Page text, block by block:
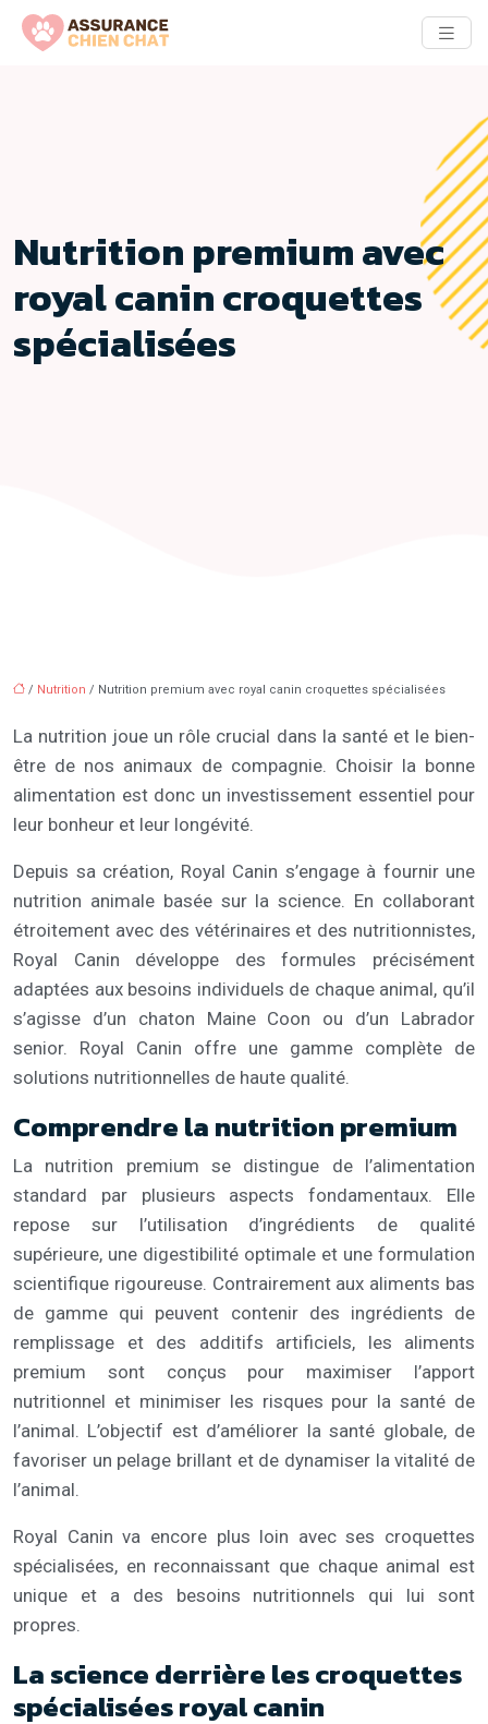
Nutrition premium avec
royal canin croquettes
spécialisées
/ Nutrition / Nutrition premium avec royal canin croquettes spécialisées
La nutrition joue un rôle crucial dans la santé et le bien-
être de nos animaux de compagnie. Choisir la bonne
alimentation est donc un investissement essentiel pour
leur bonheur et leur longévité.
Depuis sa création, Royal Canin s’engage à fournir une
nutrition animale basée sur la science. En collaborant
étroitement avec des vétérinaires et des nutritionnistes,
Royal Canin développe des formules précisément
adaptées aux besoins individuels de chaque animal, qu’il
s’agisse d’un chaton Maine Coon ou d’un Labrador
senior. Royal Canin offre une gamme complète de
solutions nutritionnelles de haute qualité.
Comprendre la nutrition premium
La nutrition premium se distingue de l’alimentation
standard par plusieurs aspects fondamentaux. Elle
repose sur l’utilisation d’ingrédients de qualité
supérieure, une digestibilité optimale et une formulation
scientifique rigoureuse. Contrairement aux aliments bas
de gamme qui peuvent contenir des ingrédients de
remplissage et des additifs artificiels, les aliments
premium sont conçus pour maximiser l’apport
nutritionnel et minimiser les risques pour la santé de
l’animal. L’objectif est d’améliorer la santé globale, de
favoriser un pelage brillant et de dynamiser la vitalité de
l’animal.
Royal Canin va encore plus loin avec ses croquettes
spécialisées, en reconnaissant que chaque animal est
unique et a des besoins nutritionnels qui lui sont
propres.
La science derrière les croquettes
spécialisées royal canin